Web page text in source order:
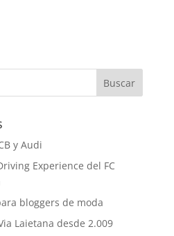
y Audi
Experience del FC
bloggers de moda
Laietana desde 2.009